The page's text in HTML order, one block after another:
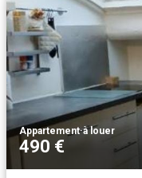
Appartement·à louer
490 €